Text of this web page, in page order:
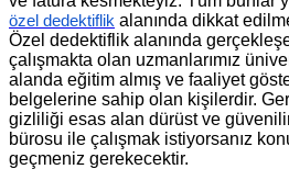
özel dedektiflik alanında dikkat
Özel dedektiflik alanında
çalışmakta olan uzmanlarımız
alanda eğitim almış ve faaliyet
belgelerine sahip olan kişilerdir.
gizliliği esas alan dürüst ve
bürosu ile çalışmak istiyorsanız
geçmeniz gerekecektir.